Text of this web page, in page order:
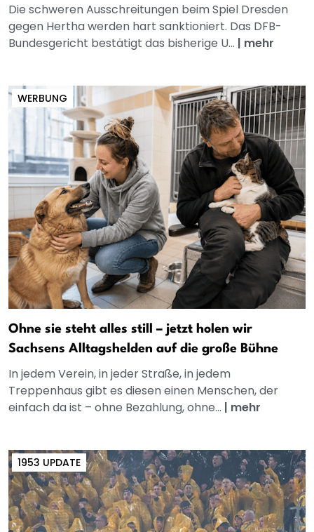
Die schweren Ausschreitungen beim Spiel Dresden
gegen Hertha werden hart sanktioniert. Das DFB-
Bundesgericht bestätigt das bisherige U... | mehr
WERBUNG
Ohne sie steht alles still – jetzt holen wir
Sachsens Alltagshelden auf die große Bühne
In jedem Verein, in jeder Straße, in jedem
Treppenhaus gibt es diesen einen Menschen, der
einfach da ist – ohne Bezahlung, ohne... | mehr
1953 UPDATE